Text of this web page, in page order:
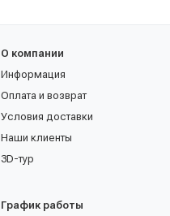
О компании
Информация
Оплата и возврат
Условия доставки
Наши клиенты
3D-тур
График работы